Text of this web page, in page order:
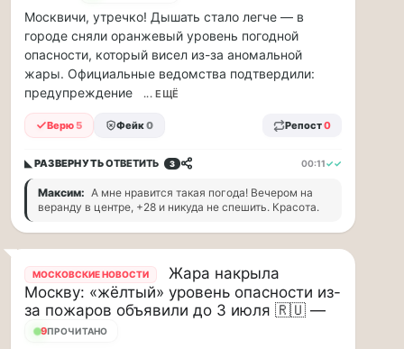
выплатила
производителю
упаковки
88
млн
рублей
в
с
повреждением
оборудования
выплатил
ООО
ПТК
«Союз-
Москвичи, утречко! Дышать стало легче — в
городе сняли оранжевый уровень погодной
опасности, который висел из-за аномальной
жары. Официальные ведомства подтвердили:
предупреждение
... ЕЩЁ
Верю 5 Фейк0 Репост0
◣ РАЗВЕРНУТЬОТВЕТИТЬ 3 00:11✓✓
Максим: А мне нравится такая погода! Вечером на
веранду в центре, +28 и никуда не спешить. Красота.
МОСКОВСКИЕ НОВОСТИ
Жара накрыла
Москву: «жёлтый» уровень опасности из-
за пожаров объявили до 3 июля 🇷🇺 —
9ПРОЧИТАНО